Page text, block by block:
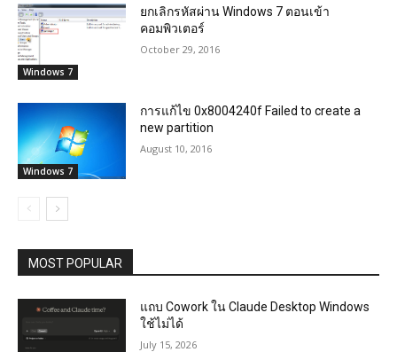
Windows 7
ยกเลิกรหัสผ่าน Windows 7 ตอนเข้า
คอมพิวเตอร์
October 29, 2016
Windows 7
การแก้ไข 0x8004240f Failed to create a
new partition
August 10, 2016
MOST POPULAR
แถบ Cowork ใน Claude Desktop Windows
ใช้ไม่ได้
July 15, 2026